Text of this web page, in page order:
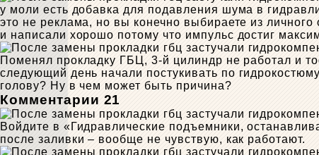
у моли есть добавка для подавления шума в
это не реклама, но вы конечно выбираете из личного
и написали хорошо потому что импульс достиг
Поменял прокладку ГБЦ, 3-й цилиндр не работал и
следующий день начали постукивать по
голову? Ну в чем может быть причина?
Комментарии 21
Войдите в «Гидравлические подъемники,
после заливки – вообще не чувствую, как работают.